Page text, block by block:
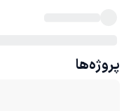
پروژه‌ها